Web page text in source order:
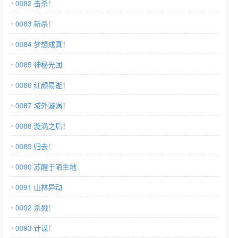
0082 击杀！
0083 斩杀！
0084 梦想成真！
0085 神秘光团
0086 红颜易逝！
0087 域外漩涡！
0088 漩涡之后！
0089 归去！
0090 苏醒于陌生地
0091 山林异动
0092 杀戮！
0093 计谋！